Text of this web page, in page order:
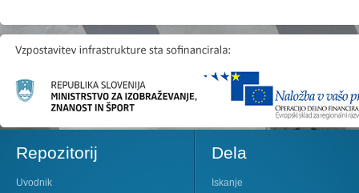
Repozitorij
Uvodnik
Dela
Iskanje